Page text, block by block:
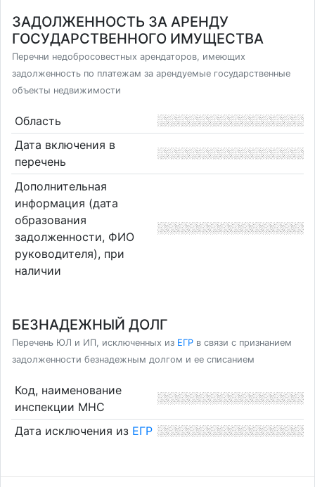
ЗАДОЛЖЕННОСТЬ ЗА АРЕНДУ
ГОСУДАРСТВЕННОГО ИМУЩЕСТВА
Перечни недобросовестных арендаторов, имеющих
задолженность по платежам за арендуемые государственные
объекты недвижимости
Область
Дата включения в
перечень
Дополнительная
информация (дата
образования
задолженности, ФИО
руководителя), при
наличии
БЕЗНАДЕЖНЫЙ ДОЛГ
Перечень ЮЛ и ИП, исключенных из ЕГР в связи с признанием
задолженности безнадежным долгом и ее списанием
Код, наименование
инспекции МНС
Дата исключения из ЕГР